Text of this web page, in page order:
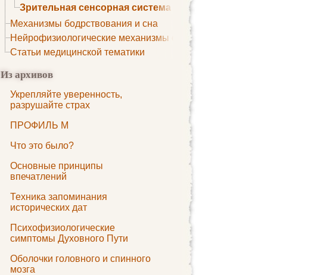
Зрительная сенсорная система
Механизмы бодрствования и сна
Нейрофизиологические механизмы сна
Статьи медицинской тематики
Из архивов
Укрепляйте уверенность,
разрушайте страх
ПРОФИЛЬ M
Что это было?
Основные принципы
впечатлений
Техника запоминания
исторических дат
Психофизиологические
симптомы Духовного Пути
Оболочки головного и спинного
мозга